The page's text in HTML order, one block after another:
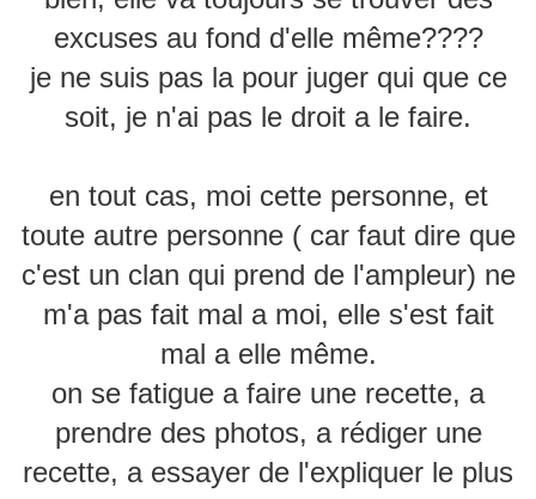
excuses au fond d'elle même????
je ne suis pas la pour juger qui que ce
soit, je n'ai pas le droit a le faire.
en tout cas, moi cette personne, et
toute autre personne ( car faut dire que
c'est un clan qui prend de l'ampleur) ne
m'a pas fait mal a moi, elle s'est fait
mal a elle même.
on se fatigue a faire une recette, a
prendre des photos, a rédiger une
recette, a essayer de l'expliquer le plus